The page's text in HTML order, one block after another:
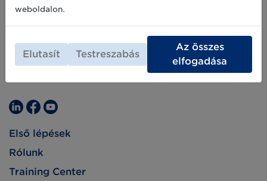
Első lépések
Rólunk
Training Center
weboldalon.
Elutasít Testreszabás
Az összes
elfogadása